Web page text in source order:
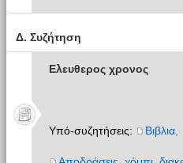
Δ. Συζήτηση
Ελευθερος χρονος
Υπό-συζητήσεις: Βιβλια,